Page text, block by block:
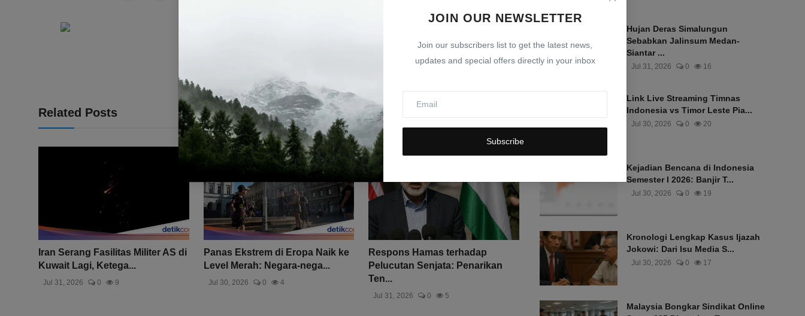
JOIN OUR NEWSLETTER
Join our subscribers list to get the latest news,
updates and special offers directly in your inbox
Subscribe
Related Posts
Iran Serang Fasilitas Militer AS di
Kuwait Lagi, Ketega...
Jul 31, 2026 0 9
Panas Ekstrem di Eropa Naik ke
Level Merah: Negara-nega...
Jul 30, 2026 0 4
Respons Hamas terhadap
Pelucutan Senjata: Penarikan
Ten...
Jul 31, 2026 0 5
Hujan Deras Simalungun
Sebabkan Jalinsum Medan-
Siantar ...
Jul 31, 2026 0 16
Link Live Streaming Timnas
Indonesia vs Timor Leste Pia...
Jul 30, 2026 0 20
Kejadian Bencana di Indonesia
Semester I 2026: Banjir T...
Jul 30, 2026 0 19
Kronologi Lengkap Kasus Ijazah
Jokowi: Dari Isu Media S...
Jul 30, 2026 0 17
Malaysia Bongkar Sindikat Online